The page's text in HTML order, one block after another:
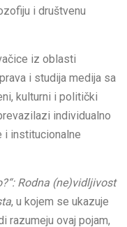
i društvenu
iz oblasti
i studija medija sa
kulturni i politički
individualno
i institucionalne
Rodna (ne)vidljivost
, u kojem se ukazuje
razumeju ovaj pojam,